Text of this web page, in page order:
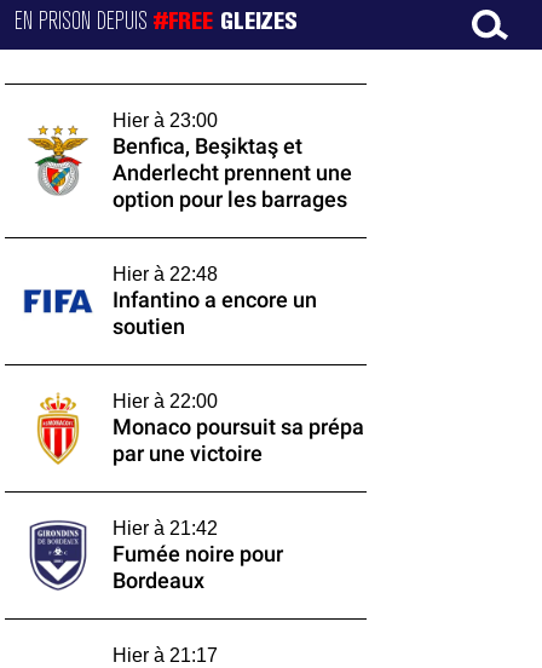
EN PRISON DEPUIS#FREE GLEIZES
Hier à 23:00
Benfica, Beşiktaş et
Anderlecht prennent une
option pour les barrages
Hier à 22:48
Infantino a encore un
soutien
Hier à 22:00
Monaco poursuit sa prépa
par une victoire
Hier à 21:42
Fumée noire pour
Bordeaux
Hier à 21:17